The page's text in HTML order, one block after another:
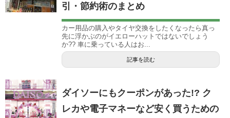
引・節約術のまとめ
カー用品の購入やタイヤ交換をしたくなったら真っ
先に浮かぶのがイエローハットではないでしょう
か?? 車に乗っている人はお...
記事を読む
ダイソーにもクーポンがあった!? ク
レカや電子マネーなど安く買うための